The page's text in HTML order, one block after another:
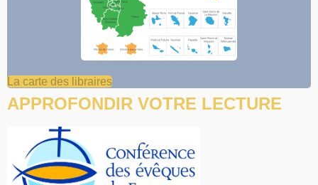
La carte des libraires
APPROFONDIR VOTRE LECTURE